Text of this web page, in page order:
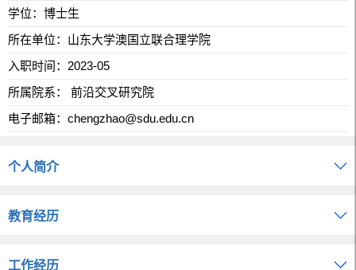
学位：博士生
所在单位：山东大学澳国立联合理学院
入职时间：2023-05
所属院系： 前沿交叉研究院
电子邮箱： chengzhao@sdu.edu.cn
个人简介
教育经历
工作经历